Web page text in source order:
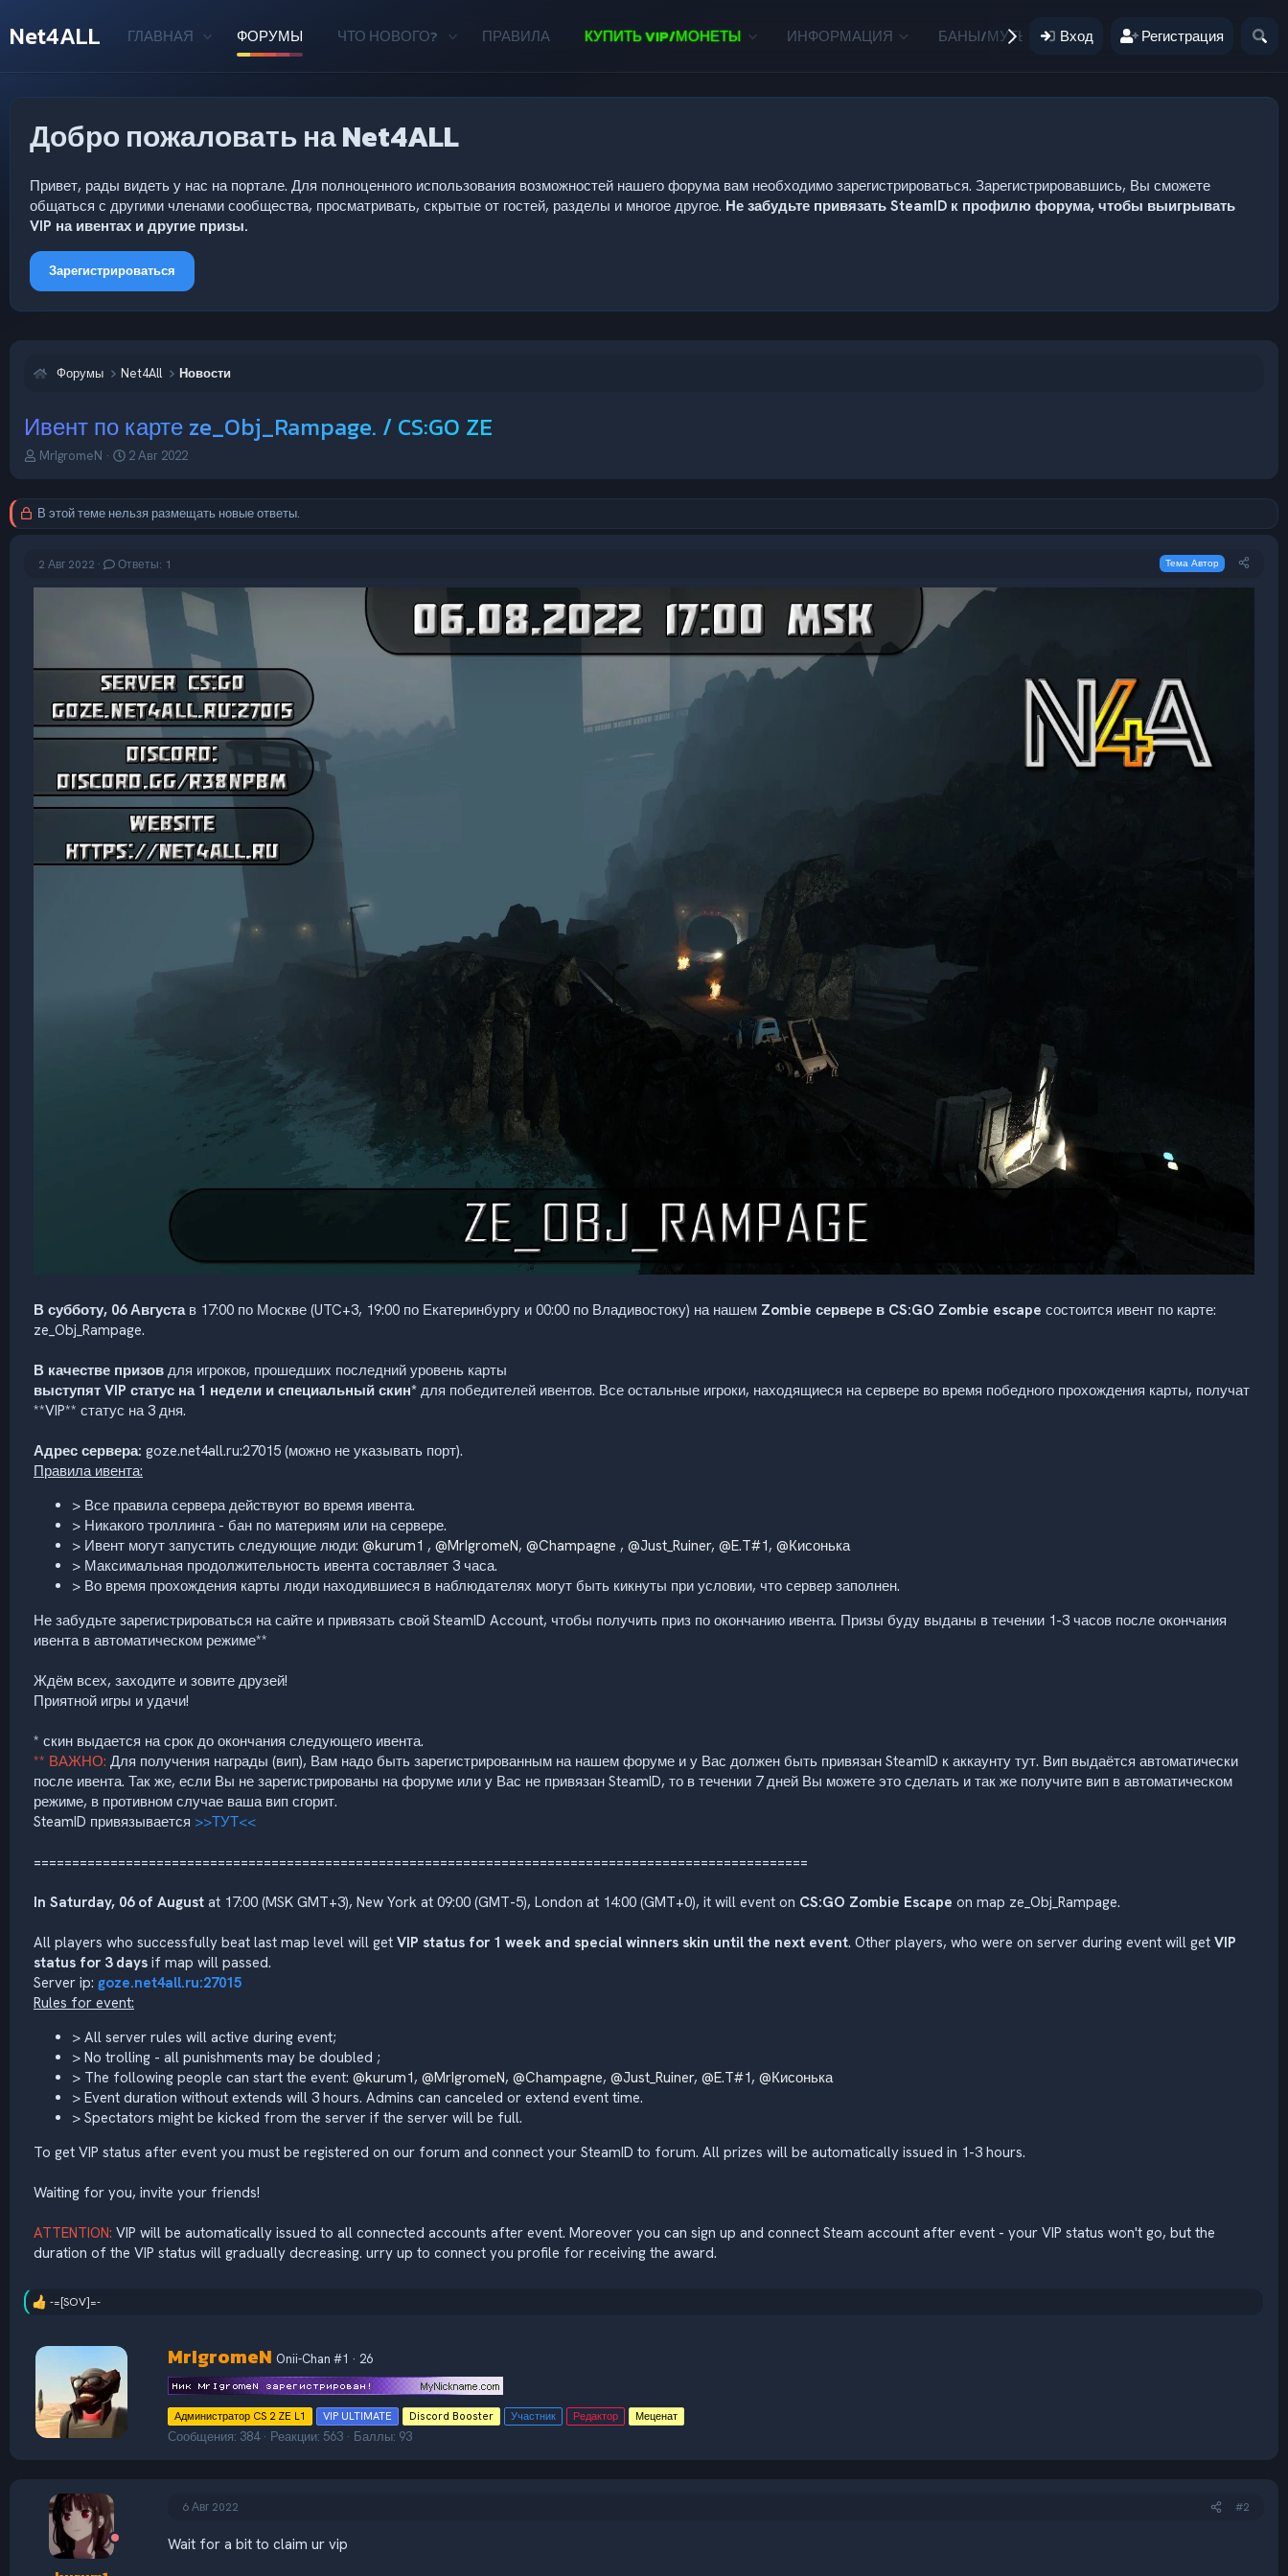
Net4ALL ГЛАВНАЯ ФОРУМЫ ЧТО НОВОГО? ПРАВИЛА КУПИТЬ VIP/МОНЕТЫ ИНФОРМАЦИЯ БАНЫ/МУТЫ ПОЖЕРТВОВАНИЯ
Вход Регистрация
Добро пожаловать на Net4ALL
Привет, рады видеть у нас на портале. Для полноценного использования возможностей нашего форума вам необходимо зарегистрироваться. Зарегистрировавшись, Вы сможете
общаться с другими членами сообщества, просматривать, скрытые от гостей, разделы и многое другое. Не забудьте привязать SteamID к профилю форума, чтобы выигрывать
VIP на ивентах и другие призы.
Зарегистрироваться
Форумы Net4All Новости
Ивент по карте ze_Obj_Rampage. / CS:GO ZE
А
о
е
ы
MrIgromeN
Д
ч
л
2 Авг 2022
В этой теме нельзя размещать новые ответы.
2 Авг 2022 Ответы: 1 Тема Автор
В субботу, 06 Августав 17:00 по Москве (UTC+3, 19:00 по Екатеринбургу и 00:00 по Владивостоку) на нашем Zombie сервере в CS:GO Zombie escape состоится ивент по карте:
ze_Obj_Rampage.
В качестве призов для игроков, прошедших последний уровень карты
выступят VIP статус на 1 недели и специальный скин* для победителей ивентов. Все остальные игроки, находящиеся на сервере во время победного прохождения карты, получат
**VIP** статус на 3 дня.
Адрес сервера: goze.net4all.ru:27015 (можно не указывать порт).
Правила ивента:
> Все правила сервера действуют во время ивента.
> Никакого троллинга - бан по материям или на сервере.
> Ивент могут запустить следующие люди: @kurum1 , @MrIgromeN, @Champagne , @Just_Ruiner, @E.T#1, @Кисонька
> Максимальная продолжительность ивента составляет 3 часа.
> Во время прохождения карты люди находившиеся в наблюдателях могут быть кикнуты при условии, что сервер заполнен.
Не забудьте зарегистрироваться на сайте и привязать свой SteamID Account, чтобы получить приз по окончанию ивента. Призы буду выданы в течении 1-3 часов после окончания
ивента в автоматическом режиме**
Ждём всех, заходите и зовите друзей!
Приятной игры и удачи!
* скин выдается на срок до окончания следующего ивента.
** ВАЖНО: Для получения награды (вип), Вам надо быть зарегистрированным на нашем форуме и у Вас должен быть привязан SteamID к аккаунту тут. Вип выдаётся автоматически
после ивента. Так же, если Вы не зарегистрированы на форуме или у Вас не привязан SteamID, то в течении 7 дней Вы можете это сделать и так же получите вип в автоматическом
режиме, в противном случае ваша вип сгорит.
SteamID привязывается >>ТУТ<<
=====================================================================================================
In Saturday, 06 of August at 17:00 (MSK GMT+3), New York at 09:00 (GMT-5), London at 14:00 (GMT+0), it will event on CS:GO Zombie Escape on map ze_Obj_Rampage.
All players who successfully beat last map level will get VIP status for 1 week and special winners skin until the next event. Other players, who were on server during event will get VIP
status for 3 days if map will passed.
Server ip: goze.net4all.ru:27015
Rules for event:
> All server rules will active during event;
> No trolling - all punishments may be doubled ;
> The following people can start the event: @kurum1, @MrIgromeN, @Champagne, @Just_Ruiner, @E.T#1, @Кисонька
> Event duration without extends will 3 hours. Admins can canceled or extend event time.
> Spectators might be kicked from the server if the server will be full.
To get VIP status after event you must be registered on our forum and connect your SteamID to forum. All prizes will be automatically issued in 1-3 hours.
Waiting for you, invite your friends!
ATTENTION: VIP will be automatically issued to all connected accounts after event. Moreover you can sign up and connect Steam account after event - your VIP status won't go, but the
duration of the VIP status will gradually decreasing. urry up to connect you profile for receiving the award.
Р
и
-=[SOV]=-
А
в
т
MrIgromeN Onii-Chan #1 · 26
Администратор CS 2 ZE L1 VIP ULTIMATE Discord Booster Участник Редактор Меценат
Сообщения 384 Реакции 563 Баллы 93
6 Авг 2022 #2
Wait for a bit to claim ur vip